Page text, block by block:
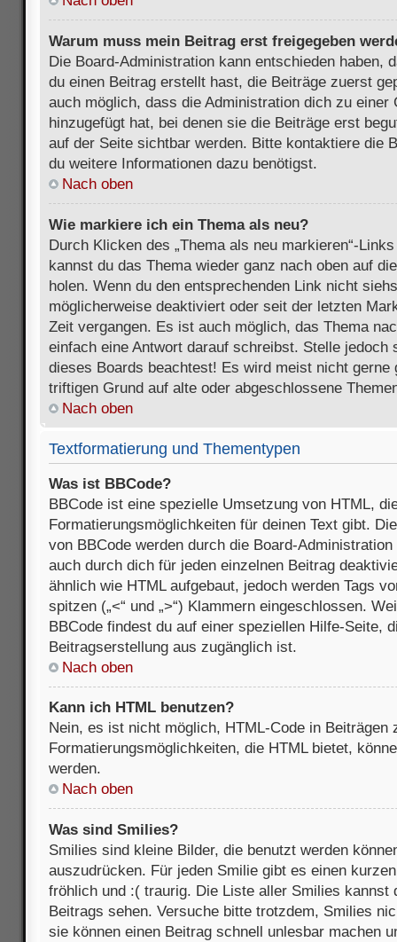
Warum muss mein Beitrag erst freigegeben
Die Board-Administration kann entschieden haben,
du einen Beitrag erstellt hast, die Beiträge zuerst
auch möglich, dass die Administration dich zu einer
hinzugefügt hat, bei denen sie die Beiträge erst
auf der Seite sichtbar werden. Bitte kontaktiere die
du weitere Informationen dazu benötigst.
Nach oben
Wie markiere ich ein Thema als neu?
Durch Klicken des „Thema als neu markieren“-
kannst du das Thema wieder ganz nach oben auf
holen. Wenn du den entsprechenden Link nicht
möglicherweise deaktiviert oder seit der letzten
Zeit vergangen. Es ist auch möglich, das Thema
einfach eine Antwort darauf schreibst. Stelle jedoch
dieses Boards beachtest! Es wird meist nicht gerne
triftigen Grund auf alte oder abgeschlossene
Nach oben
Textformatierung und Thementypen
Was ist BBCode?
BBCode ist eine spezielle Umsetzung von HTML,
Formatierungsmöglichkeiten für deinen Text gibt.
von BBCode werden durch die Board-
auch durch dich für jeden einzelnen Beitrag
ähnlich wie HTML aufgebaut, jedoch werden Tags
spitzen („<“ und „>“) Klammern eingeschlossen.
BBCode findest du auf einer speziellen Hilfe-Seite,
Beitragserstellung aus zugänglich ist.
Nach oben
Kann ich HTML benutzen?
Nein, es ist nicht möglich, HTML-Code in Beiträgen
Formatierungsmöglichkeiten, die HTML bietet,
werden.
Nach oben
Was sind Smilies?
Smilies sind kleine Bilder, die benutzt werden
auszudrücken. Für jeden Smilie gibt es einen
fröhlich und :( traurig. Die Liste aller Smilies kannst
Beitrags sehen. Versuche bitte trotzdem, Smilies
sie können einen Beitrag schnell unlesbar machen